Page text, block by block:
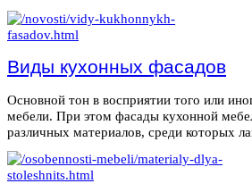
Виды кухонных фасадов
Основной тон в восприятии того или
мебели. При этом фасады кухонной
различных материалов, среди